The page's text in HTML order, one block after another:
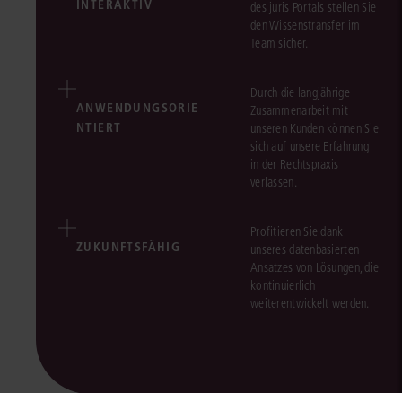
INTERAKTIV
des juris Portals stellen Sie
den Wissenstransfer im
Team sicher.
ANWENDUNGSORIE
NTIERT
Durch die langjährige
Zusammenarbeit mit
unseren Kunden können Sie
sich auf unsere Erfahrung
in der Rechtspraxis
verlassen.
ZUKUNFTSFÄHIG
Profitieren Sie dank
unseres datenbasierten
Ansatzes von Lösungen, die
kontinuierlich
weiterentwickelt werden.